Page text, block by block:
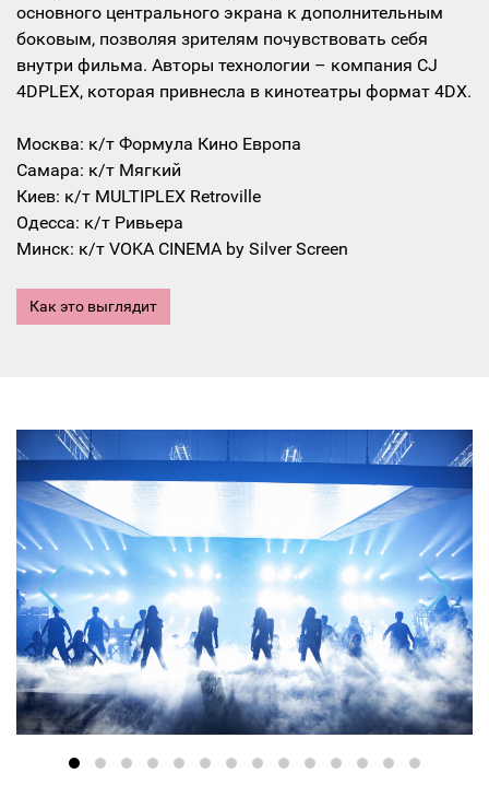
основного центрального экрана к дополнительным
боковым, позволяя зрителям почувствовать себя
внутри фильма. Авторы технологии – компания CJ
4DPLEX, которая привнесла в кинотеатры формат 4DX.
Москва: к/т Формула Кино Европа
Самара: к/т Мягкий
Киев: к/т MULTIPLEX Retroville
Одесса: к/т Ривьера
Минск: к/т VOKA CINEMA by Silver Screen
Как это выглядит